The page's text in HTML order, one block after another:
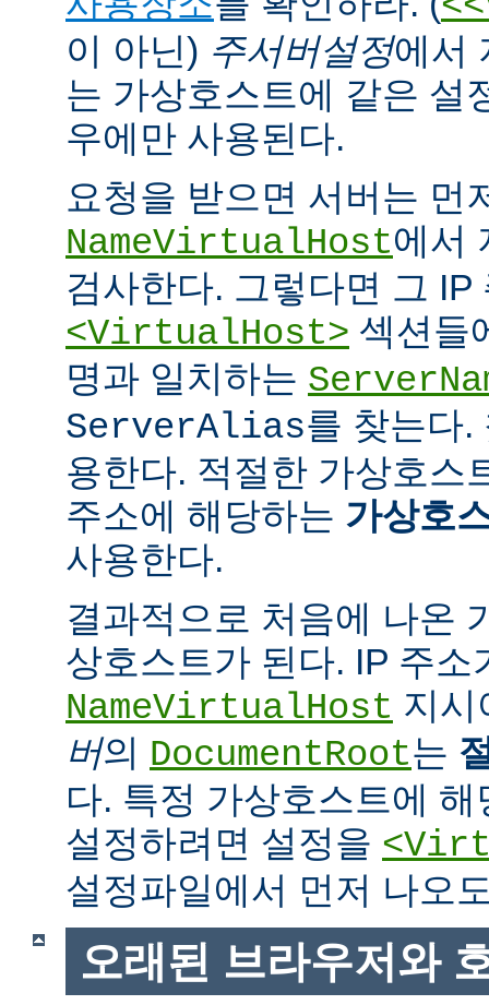
이 아닌) 주서버설정에서
는 가상호스트에 같은 설
우에만 사용된다.
요청을 받으면 서버는 먼
NameVirtualHost에서
검사한다. 그렇다면 그 IP
<VirtualHost> 섹션들
명과 일치하는
ServerAlias를 찾는다.
용한다. 적절한 가상호스
주소에 해당하는 가상호
사용한다.
결과적으로 처음에 나온
상호스트가 된다. IP 주소
NameVirtualHost 지
버의 DocumentRoot는
다. 특정 가상호스트에
설정하려면 설정을
설정파일에서 먼저 나오
오래된 브라우저와